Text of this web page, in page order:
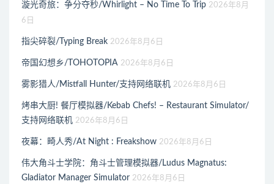
漩光奇旅：争分夺秒/Whirlight – No Time To Trip 2026年8月
6日
指尖碎裂/Typing Break 2026年8月6日
帝国幻想乡/TOHOTOPIA 2026年8月6日
雾影猎人/Mistfall Hunter/支持网络联机 2026年8月6日
烤串大厨! 餐厅模拟器/Kebab Chefs! – Restaurant Simulator/
支持网络联机 2026年8月6日
夜幕：畸人秀/At Night : Freakshow 2026年8月6日
伟大角斗士学院：角斗士管理模拟器/Ludus Magnatus:
Gladiator Manager Simulator 2026年8月6日